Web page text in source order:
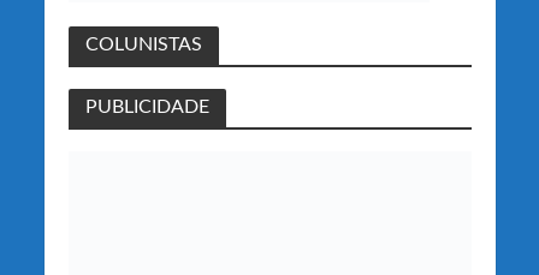
COLUNISTAS
PUBLICIDADE